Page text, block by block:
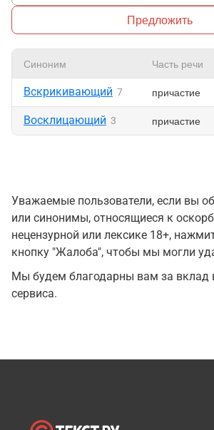
Предложить
Синоним Часть речи
Вскрикивающий 7 причастие
Восклицающий 3 причастие
Уважаемые пользователи, если вы
или синонимы, относящиеся к
нецензурной или лексике 18+,
кнопку "Жалоба", чтобы мы могли
Мы будем благодарны вам за вклад
сервиса.